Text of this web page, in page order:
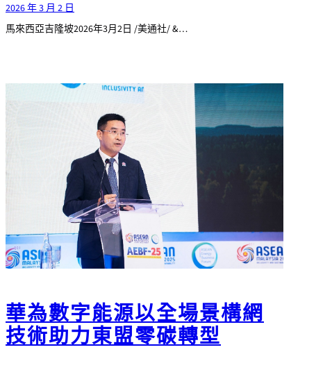
2026 年 3 月 2 日
馬來西亞吉隆坡2026年3月2日 /美通社/ &…
華為數字能源以全場景構網
技術助力東盟零碳轉型